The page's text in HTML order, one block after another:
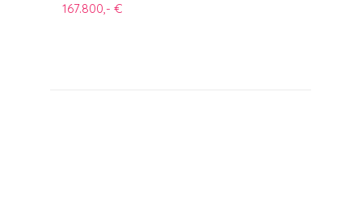
167.800,- €